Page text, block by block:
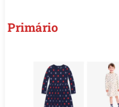
Primário